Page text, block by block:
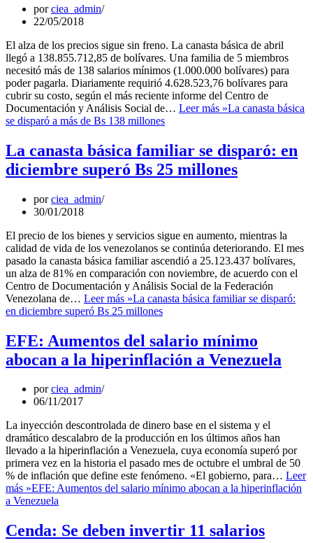
porciea_admin
22/05/2018
El alza de los precios sigue sin freno. La canasta básica de abril
llegó a 138.855.712,85 de bolívares. Una familia de 5 miembros
necesitó más de 138 salarios mínimos (1.000.000 bolívares) para
poder pagarla. Diariamente requirió 4.628.523,76 bolívares para
cubrir su costo, según el más reciente informe del Centro de
Documentación y Análisis Social de… Leer más »La canasta básica
se disparó a más de Bs 138 millones
La canasta básica familiar se disparó: en
diciembre superó Bs 25 millones
porciea_admin
30/01/2018
El precio de los bienes y servicios sigue en aumento, mientras la
calidad de vida de los venezolanos se continúa deteriorando. El mes
pasado la canasta básica familiar ascendió a 25.123.437 bolívares,
un alza de 81% en comparación con noviembre, de acuerdo con el
Centro de Documentación y Análisis Social de la Federación
Venezolana de… Leer más »La canasta básica familiar se disparó:
en diciembre superó Bs 25 millones
EFE: Aumentos del salario mínimo
abocan a la hiperinflación a Venezuela
porciea_admin
06/11/2017
La inyección descontrolada de dinero base en el sistema y el
dramático descalabro de la producción en los últimos años han
llevado a la hiperinflación a Venezuela, cuya economía superó por
primera vez en la historia el pasado mes de octubre el umbral de 50
% de inflación que define este fenómeno. «El gobierno, para… Leer
más »EFE: Aumentos del salario mínimo abocan a la hiperinflación
a Venezuela
Cenda: Se deben invertir 11 salarios